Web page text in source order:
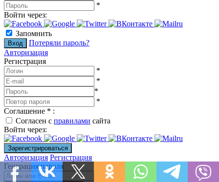
*
Войти через:
Запомнить
Потеряли пароль?
Авторизация
Регистрация
*
*
*
*
Соглашение * :
Согласен с правилами сайта
Войти через:
Авторизация Регистрация
Генерация пароля